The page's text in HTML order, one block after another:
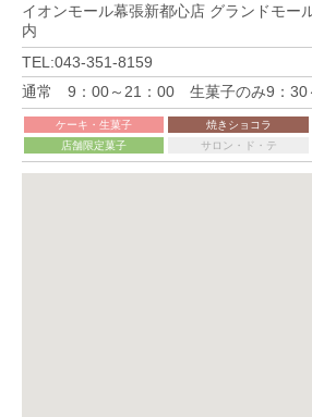
イオンモール幕張新都心店 グランドモ
内
TEL:043-351-8159
通常 9：00～21：00 生菓子のみ9：30
ケーキ・生菓子 焼きショコラ
店舗限定菓子
サロン・ド・テ